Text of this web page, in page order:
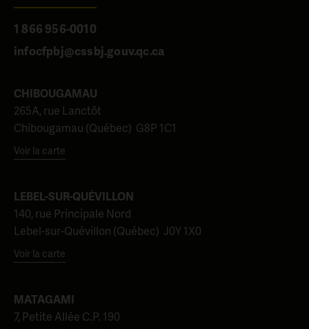
1 866 956-0010
infocfpbj@cssbj.gouv.qc.ca
CHIBOUGAMAU
265A, rue Lanctôt
Chibougamau (Québec) G8P 1C1
Voir la carte
LEBEL-SUR-QUÉVILLON
140, rue Principale Nord
Lebel-sur-Quévillon (Québec) J0Y 1X0
Voir la carte
MATAGAMI
7, Petite Allée C.P. 190